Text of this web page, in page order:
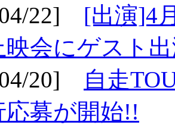
22] [出演]4
映会にゲスト
20]
自走
応募が開始!!